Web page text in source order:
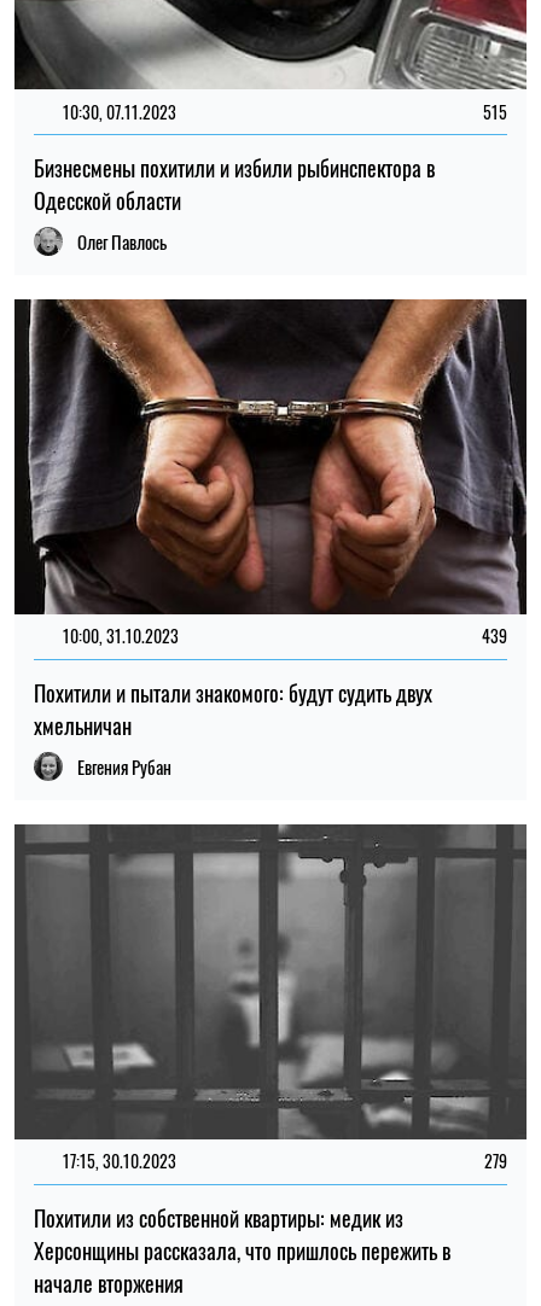
10:30, 07.11.2023 515
Бизнесмены похитили и избили рыбинспектора в
Одесской области
Олег Павлось
10:00, 31.10.2023 439
Похитили и пытали знакомого: будут судить двух
хмельничан
Евгения Рубан
17:15, 30.10.2023 279
Похитили из собственной квартиры: медик из
Херсонщины рассказала, что пришлось пережить в
начале вторжения